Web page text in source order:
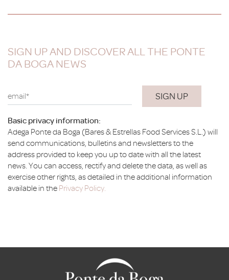
SIGN UP AND DISCOVER ALL THE PONTE
DA BOGA NEWS
email*
Basic privacy information:
Adega Ponte da Boga (Bares & Estrellas Food Services S.L.) will
send communications, bulletins and newsletters to the
address provided to keep you up to date with all the latest
news. You can access, rectify and delete the data, as well as
exercise other rights, as detailed in the additional information
available in the Privacy Policy.